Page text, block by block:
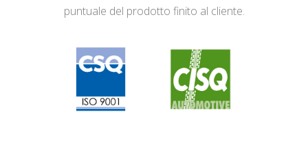
puntuale del prodotto finito al cliente.